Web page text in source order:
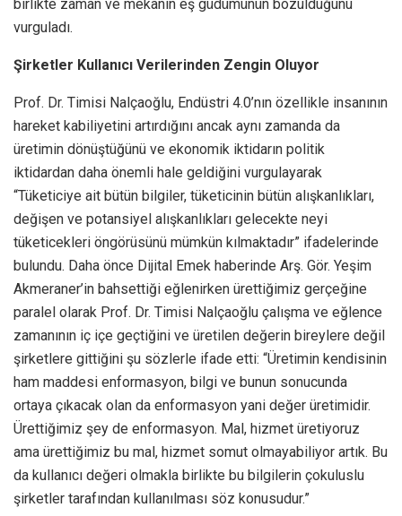
birlikte zaman ve mekanın eş güdümünün bozulduğunu
vurguladı.
Şirketler Kullanıcı Verilerinden Zengin Oluyor
Prof. Dr. Timisi Nalçaoğlu, Endüstri 4.0’nın özellikle insanının
hareket kabiliyetini artırdığını ancak aynı zamanda da
üretimin dönüştüğünü ve ekonomik iktidarın politik
iktidardan daha önemli hale geldiğini vurgulayarak
“Tüketiciye ait bütün bilgiler, tüketicinin bütün alışkanlıkları,
değişen ve potansiyel alışkanlıkları gelecekte neyi
tüketicekleri öngörüsünü mümkün kılmaktadır” ifadelerinde
bulundu. Daha önce Dijital Emek haberinde Arş. Gör. Yeşim
Akmeraner’in bahsettiği eğlenirken ürettiğimiz gerçeğine
paralel olarak Prof. Dr. Timisi Nalçaoğlu çalışma ve eğlence
zamanının iç içe geçtiğini ve üretilen değerin bireylere değil
şirketlere gittiğini şu sözlerle ifade etti: “Üretimin kendisinin
ham maddesi enformasyon, bilgi ve bunun sonucunda
ortaya çıkacak olan da enformasyon yani değer üretimidir.
Ürettiğimiz şey de enformasyon. Mal, hizmet üretiyoruz
ama ürettiğimiz bu mal, hizmet somut olmayabiliyor artık. Bu
da kullanıcı değeri olmakla birlikte bu bilgilerin çokuluslu
şirketler tarafından kullanılması söz konusudur.”